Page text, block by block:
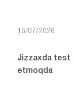
16/07/2026
Jizzaxda test
etmoqda